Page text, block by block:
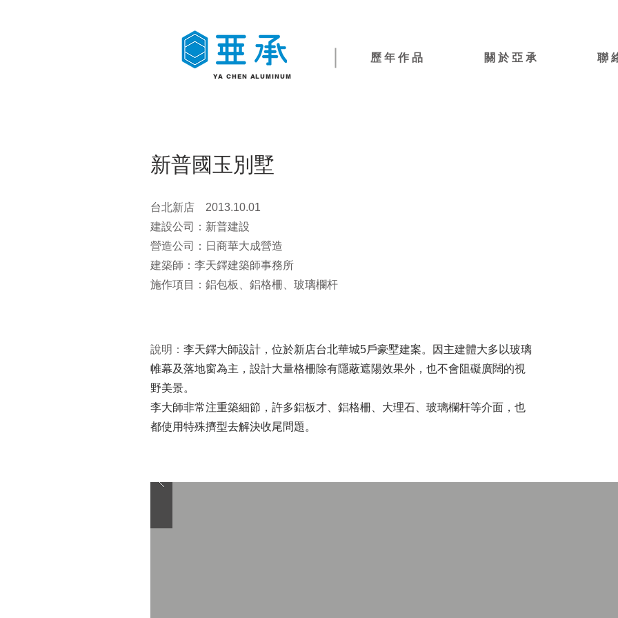
YA CHEN ALUMINUM
歷 年 作 品 關 於 亞 承 聯
新普國玉別墅
台北新店 2013.10.01
建設公司：新普建設
營造公司：日商華大成營造
建築師：李天鐸建築師事務所
​施作項目：鋁包板、鋁格柵、玻璃欄杆
​說明： 李天鐸大師設計，位於新店台北華城5戶豪墅建案。因主建體大多以玻璃
帷幕及落地窗為主，設計大量格柵除有隱蔽遮陽效果外，也不會阻礙廣闊的視
野美景。
李大師非常注重築細節，許多鋁板才、鋁格柵、大理石、玻璃欄杆等介面，也
都使用特殊擠型去解決收尾問題。